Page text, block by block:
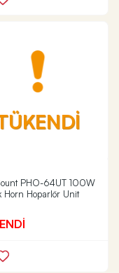
PHO-64UT 100W
Horn Hoparlör Unit